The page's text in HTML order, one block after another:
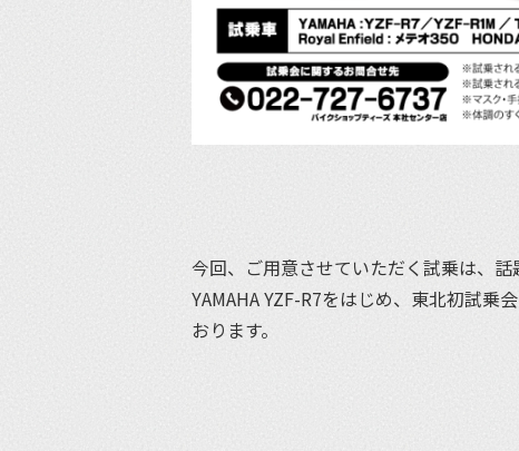
今回、ご用意させていただく試乗は、話
YAMAHA YZF-R7をはじめ、東北初試乗
おります。